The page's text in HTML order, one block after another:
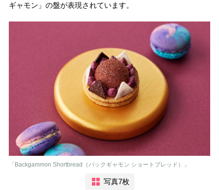
ギャモン」の盤が表現されています。
「Backgammon Shortbread（バックギャモン ショートブレッド）」
写真7枚